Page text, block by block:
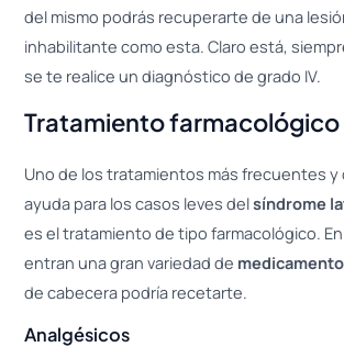
del mismo podrás recuperarte de una
inhabilitante como esta. Claro está,
se te realice un diagnóstico de grado IV.
Tratamiento farmacológico
Uno de los tratamientos más frecuentes y
ayuda para los casos leves delsíndrome
es el tratamiento de tipo farmacológico.
entran una gran variedad de
de cabecera podría recetarte.
Analgésicos